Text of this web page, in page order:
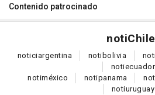
Contenido patrocinado
notiChile
noticiargentina notibolivia
notiecuador
notiméxico notipanama
notiuruguay